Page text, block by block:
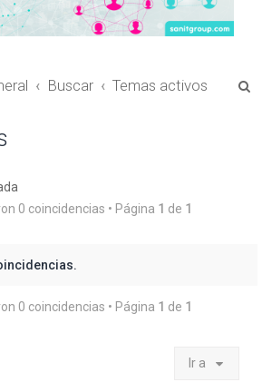
Buscar Temas activos
0 coincidencias • Página 1 de 1
0 coincidencias • Página 1 de 1
Ir a